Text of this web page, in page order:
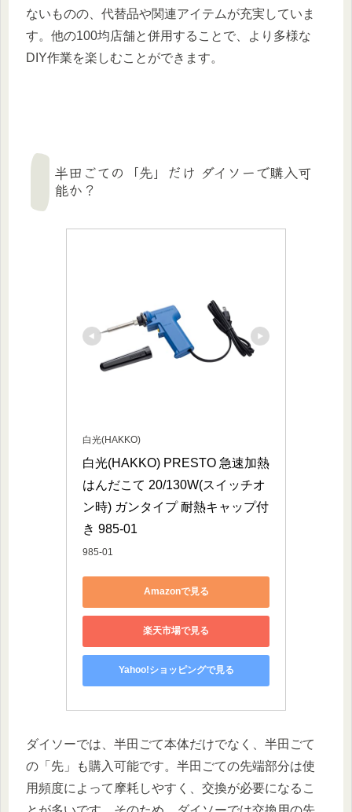
ないものの、代替品や関連アイテムが充実していま
す。他の100均店舗と併用することで、より多様な
DIY作業を楽しむことができます。
半田ごての「先」だけ ダイソーで購入可
能か？
白光(HAKKO)
白光(HAKKO) PRESTO 急速加熱
はんだこて 20/130W(スイッチオ
ン時) ガンタイプ 耐熱キャップ付
き 985-01
985-01
Amazonで見る
楽天市場で見る
Yahoo!ショッピングで見る
ダイソーでは、半田ごて本体だけでなく、半田ごて
の「先」も購入可能です。半田ごての先端部分は使
用頻度によって摩耗しやすく、交換が必要になるこ